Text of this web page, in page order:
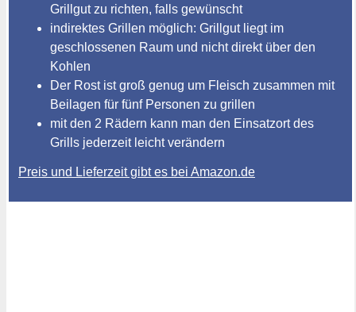
Grillgut zu richten, falls gewünscht
indirektes Grillen möglich: Grillgut liegt im
geschlossenen Raum und nicht direkt über den
Kohlen
Der Rost ist groß genug um Fleisch zusammen mit
Beilagen für fünf Personen zu grillen
mit den 2 Rädern kann man den Einsatzort des
Grills jederzeit leicht verändern
Preis und Lieferzeit gibt es bei Amazon.de